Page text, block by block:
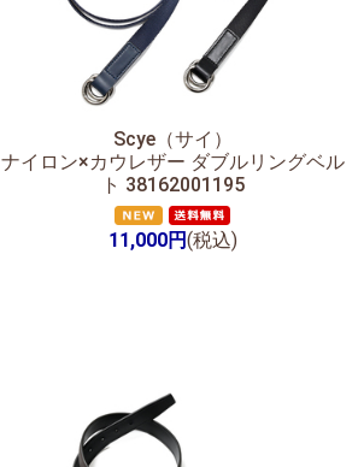
Scye（サイ）
ナイロン×カウレザー ダブルリングベル
ト 38162001195
11,000円(税込)